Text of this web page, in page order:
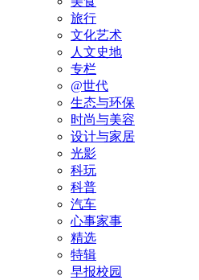
旅行
文化艺术
人文史地
专栏
@世代
生态与环保
时尚与美容
设计与家居
光影
科玩
科普
汽车
心事家事
精选
特辑
早报校园